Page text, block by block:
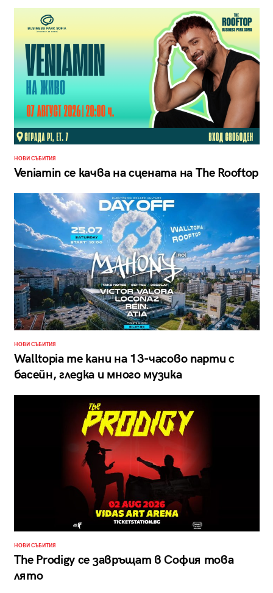
НОВИ СЪБИТИЯ
Veniamin се качва на сцената на The Rooftop
НОВИ СЪБИТИЯ
Walltopia те кани на 13-часово парти с
басейн, гледка и много музика
НОВИ СЪБИТИЯ
The Prodigy се завръщат в София това
лято